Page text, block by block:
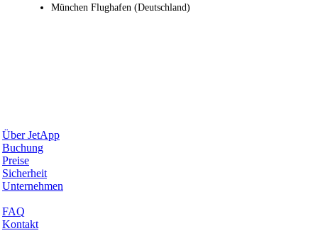
München Flughafen (Deutschland)
Über JetApp
Buchung
Preise
Sicherheit
Unternehmen
FAQ
Kontakt